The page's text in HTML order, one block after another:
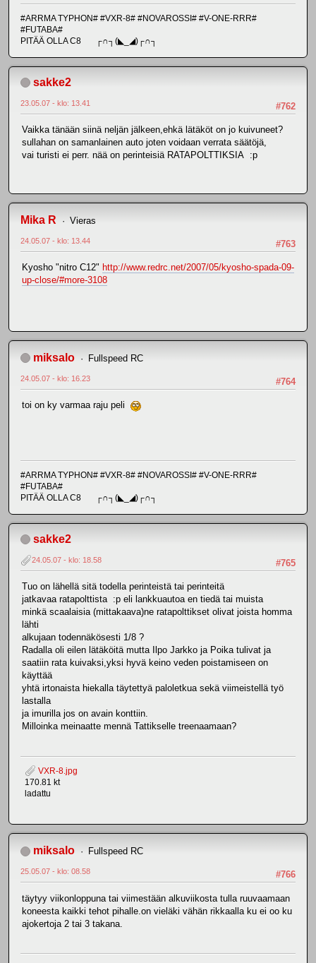
#ARRMA TYPHON# #VXR-8# #NOVAROSSI# #V-ONE-RRR#
#FUTABA#
PITÄÄ OLLA C8 ┌∩┐(◣_◢)┌∩┐
sakke2
#762
23.05.07 - klo: 13.41
Vaikka tänään siinä neljän jälkeen,ehkä lätäköt on jo kuivuneet?
sullahan on samanlainen auto joten voidaan verrata säätöjä,
vai turisti ei perr. nää on perinteisiä RATAPOLTTIKSIA :p
Mika R Vieras
#763
24.05.07 - klo: 13.44
Kyosho "nitro C12" http://www.redrc.net/2007/05/kyosho-spada-09-
up-close/#more-3108
miksalo Fullspeed RC
#764
24.05.07 - klo: 16.23
toi on ky varmaa raju peli
#ARRMA TYPHON# #VXR-8# #NOVAROSSI# #V-ONE-RRR#
#FUTABA#
PITÄÄ OLLA C8 ┌∩┐(◣_◢)┌∩┐
sakke2
#765
24.05.07 - klo: 18.58
Tuo on lähellä sitä todella perinteistä tai perinteitä
jatkavaa ratapolttista :p eli lankkuautoa en tiedä tai muista
minkä scaalaisia (mittakaava)ne ratapolttikset olivat joista homma
lähti
alkujaan todennäkösesti 1/8 ?
Radalla oli eilen lätäköitä mutta Ilpo Jarkko ja Poika tulivat ja
saatiin rata kuivaksi,yksi hyvä keino veden poistamiseen on
käyttää
yhtä irtonaista hiekalla täytettyä paloletkua sekä viimeistellä työ
lastalla
ja imurilla jos on avain konttiin.
Milloinka meinaatte mennä Tattikselle treenaamaan?
VXR-8.jpg
170.81 kt
ladattu
miksalo Fullspeed RC
#766
25.05.07 - klo: 08.58
täytyy viikonloppuna tai viimestään alkuviikosta tulla ruuvaamaan
koneesta kaikki tehot pihalle.on vieläki vähän rikkaalla ku ei oo ku
ajokertoja 2 tai 3 takana.